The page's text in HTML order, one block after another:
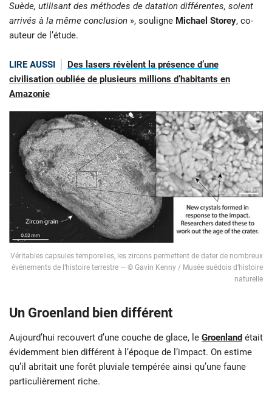
Suède, utilisant des méthodes de datation différentes, soient
arrivés à la même conclusion », souligne Michael Storey, co-
auteur de l’étude.
LIRE AUSSI
Des lasers révèlent la présence d’une
civilisation oubliée de plusieurs millions d’habitants en
Amazonie
Véritables capsules temporelles, les zircons permettent de dater de nombreux
événements de l’histoire terrestre — © Gavin Kenny / Musée suédois d’histoire
naturelle
Un Groenland bien différent
Aujourd’hui recouvert d’une couche de glace, le Groenland était
évidemment bien différent à l’époque de l’impact. On estime
qu’il abritait une forêt pluviale tempérée ainsi qu’une faune
particulièrement riche.